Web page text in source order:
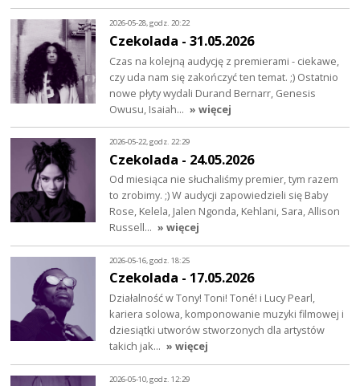
2026-05-28, godz. 20:22
Czekolada - 31.05.2026
Czas na kolejną audycję z premierami - ciekawe,
czy uda nam się zakończyć ten temat. ;) Ostatnio
nowe płyty wydali Durand Bernarr, Genesis
Owusu, Isaiah… » więcej
2026-05-22, godz. 22:29
Czekolada - 24.05.2026
Od miesiąca nie słuchaliśmy premier, tym razem
to zrobimy. ;) W audycji zapowiedzieli się Baby
Rose, Kelela, Jalen Ngonda, Kehlani, Sara, Allison
Russell… » więcej
2026-05-16, godz. 18:25
Czekolada - 17.05.2026
Działalność w Tony! Toni! Toné! i Lucy Pearl,
kariera solowa, komponowanie muzyki filmowej i
dziesiątki utworów stworzonych dla artystów
takich jak… » więcej
2026-05-10, godz. 12:29